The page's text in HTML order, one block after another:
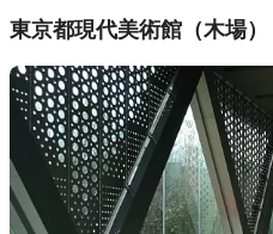
東京都現代美術館（木場）